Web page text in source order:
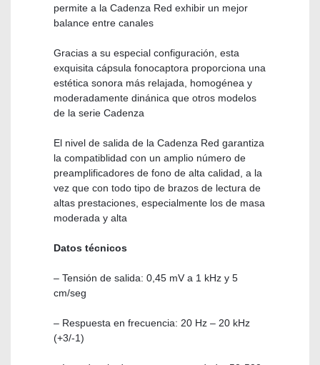
permite a la Cadenza Red exhibir un mejor
balance entre canales
Gracias a su especial configuración, esta
exquisita cápsula fonocaptora proporciona una
estética sonora más relajada, homogénea y
moderadamente dinánica que otros modelos
de la serie Cadenza
El nivel de salida de la Cadenza Red garantiza
la compatiblidad con un amplio número de
preamplificadores de fono de alta calidad, a la
vez que con todo tipo de brazos de lectura de
altas prestaciones, especialmente los de masa
moderada y alta
Datos técnicos
– Tensión de salida: 0,45 mV a 1 kHz y 5
cm/seg
– Respuesta en frecuencia: 20 Hz – 20 kHz
(+3/-1)